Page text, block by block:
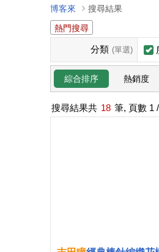
博客來
搜尋結果
熱門搜尋
分類 (單選)
綜合排序 熱銷度
搜尋結果共 18 筆, 頁數 1